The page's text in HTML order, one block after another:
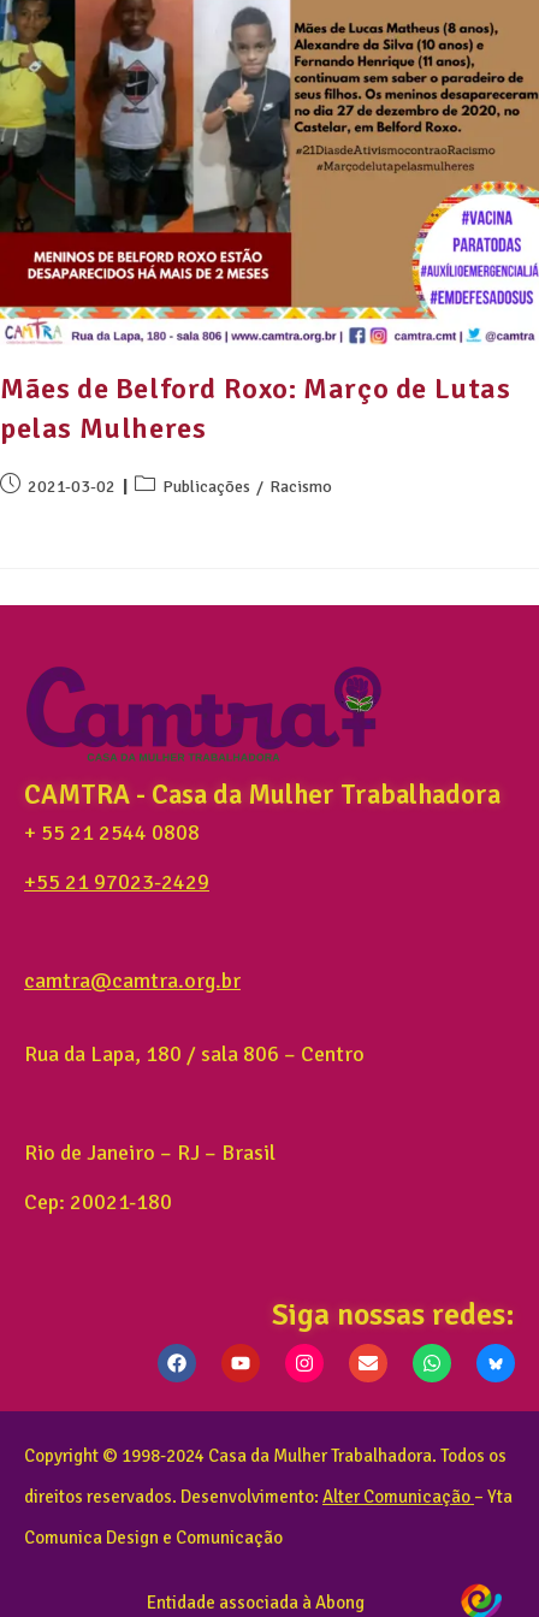
Mães de Belford Roxo: Março de Lutas
pelas Mulheres
2021-03-02 Publicações / Racismo
CAMTRA - Casa da Mulher Trabalhadora
+ 55 21 2544 0808
+55 21 97023-2429
camtra@camtra.org.br
Rua da Lapa, 180 / sala 806 – Centro
Rio de Janeiro – RJ – Brasil
Cep: 20021-180
Siga nossas redes:
Copyright © 1998-2024 Casa da Mulher Trabalhadora. Todos os
direitos reservados. Desenvolvimento: Alter Comunicação – Yta
Comunica Design e Comunicação
Entidade associada à Abong